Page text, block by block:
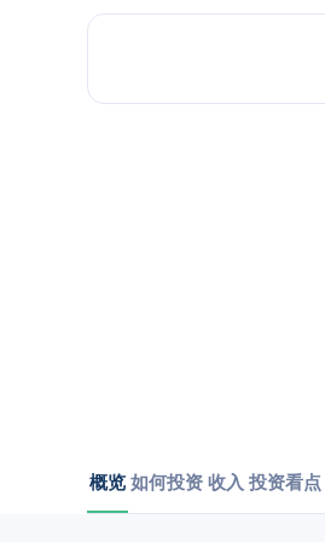
概览 如何投资 收入 投资看点